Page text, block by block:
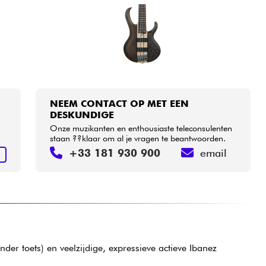
NEEM CONTACT OP MET EEN
DESKUNDIGE
Onze muzikanten en enthousiaste teleconsulenten
staan ??klaar om al je vragen te beantwoorden.
+33 181 930 900 email
toets) en veelzijdige, expressieve actieve Ibanez